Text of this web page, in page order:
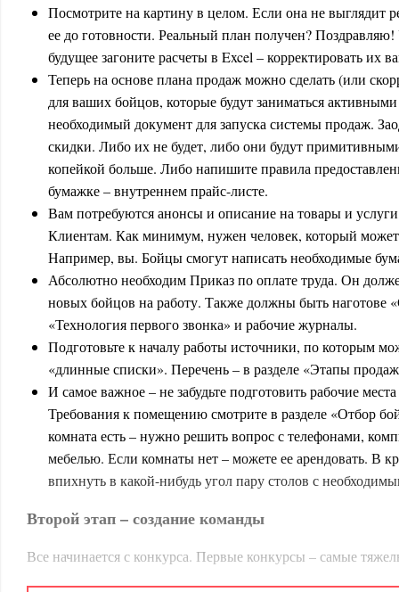
Посмотрите на картину в целом. Если она не выглядит
ее до готовности. Реальный план получен?
будущее загоните расчеты в Excel – корректировать их
Теперь на основе плана продаж можно сделать (или
для ваших бойцов, которые будут заниматься
необходимый документ для запуска системы продаж.
скидки. Либо их не будет, либо они будут
копейкой больше. Либо напишите правила
бумажке – внутреннем прайс-листе.
Вам потребуются анонсы и описание на товары и
Клиентам. Как минимум, нужен человек, который может
Например, вы. Бойцы смогут написать необходимые
Абсолютно необходим Приказ по оплате труда. Он
новых бойцов на работу. Также должны быть наготове
«Технология первого звонка» и рабочие журналы.
Подготовьте к началу работы источники, по которым
«длинные списки». Перечень – в разделе «Этапы
И самое важное – не забудьте подготовить рабочие
Требования к помещению смотрите в разделе «Отбор
комната есть – нужно решить вопрос с телефонами,
мебелью. Если комнаты нет – можете ее арендовать. В
впихнуть в какой-нибудь угол пару столов с
Второй этап – создание команды
Все начинается с конкурса. Первые конкурсы – самые